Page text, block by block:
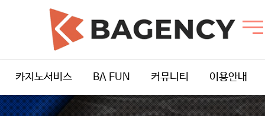
카지노서비스 BA FUN 커뮤니티 이용안내